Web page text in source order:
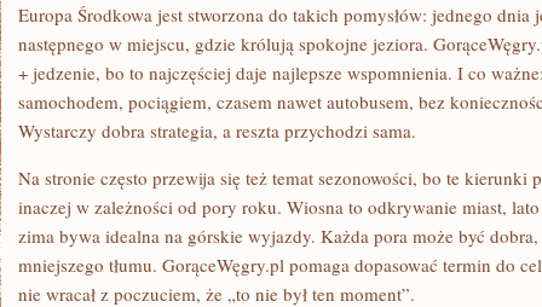
Europa Środkowa jest stworzona do takich pomysłów: jednego dnia
następnego w miejscu, gdzie królują spokojne jeziora.
+ jedzenie, bo to najczęściej daje najlepsze wspomnienia. I co
samochodem, pociągiem, czasem nawet autobusem, bez
Wystarczy dobra strategia, a reszta przychodzi sama.
Na stronie często przewija się też temat sezonowości, bo te kierunki
inaczej w zależności od pory roku. Wiosna to odkrywanie miast,
zima bywa idealna na górskie wyjazdy. Każda pora może być
mniejszego tłumu. GorąceWęgry.pl pomaga dopasować termin do
nie wracał z poczuciem, że „to nie był ten moment”.